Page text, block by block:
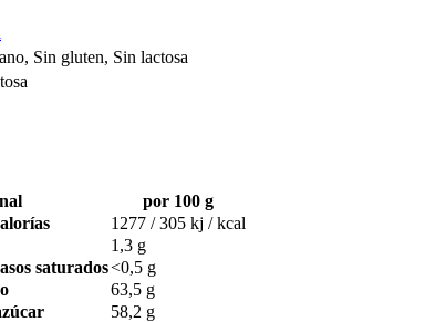
Sin gluten, Sin lactosa
por 100 g
1277 / 305 kj / kcal
1,3 g
saturados<0,5 g
63,5 g
58,2 g